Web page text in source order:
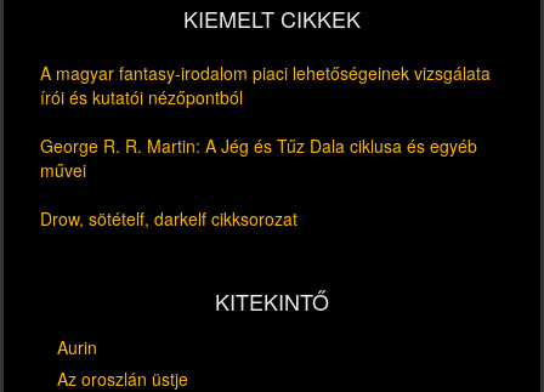
KIEMELT CIKKEK
A magyar fantasy-irodalom piaci lehetőségeinek vizsgálata
írói és kutatói nézőpontból
George R. R. Martin: A Jég és Tűz Dala ciklusa és egyéb
művei
Drow, sötételf, darkelf cikksorozat
KITEKINTŐ
Aurin
Az oroszlán üstje